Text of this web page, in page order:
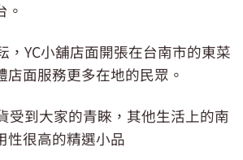
。
，YC小舖店面開張在台南市的東菜
店面服務更多在地的民眾。
受到大家的青睞，其他生活上的南
性很高的精選小品